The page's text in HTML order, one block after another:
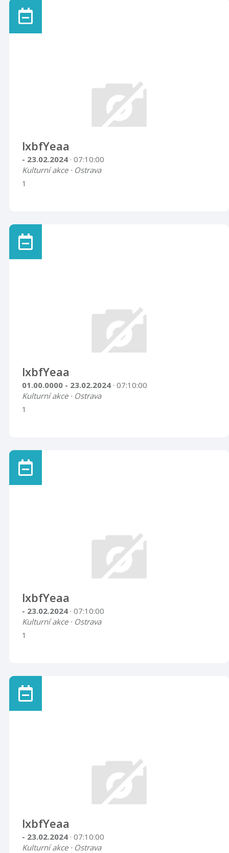
lxbfYeaa
- 23.02.2024 · 07:10:00
Kulturní akce · Ostrava
1
lxbfYeaa
01.00.0000 - 23.02.2024 · 07:10:00
Kulturní akce · Ostrava
1
lxbfYeaa
- 23.02.2024 · 07:10:00
Kulturní akce · Ostrava
1
lxbfYeaa
- 23.02.2024 · 07:10:00
Kulturní akce · Ostrava